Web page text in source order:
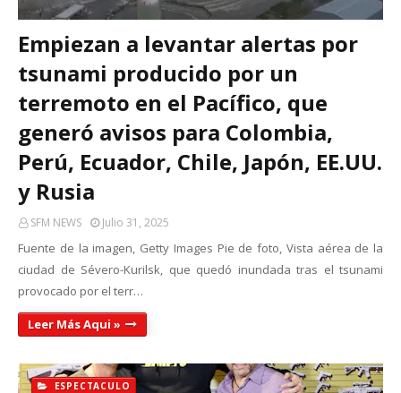
Empiezan a levantar alertas por
tsunami producido por un
terremoto en el Pacífico, que
generó avisos para Colombia,
Perú, Ecuador, Chile, Japón, EE.UU.
y Rusia
SFM NEWS Julio 31, 2025
Fuente de la imagen, Getty Images Pie de foto, Vista aérea de la
ciudad de Sévero-Kurilsk, que quedó inundada tras el tsunami
provocado por el terr…
Leer Más Aqui »
ESPECTACULO